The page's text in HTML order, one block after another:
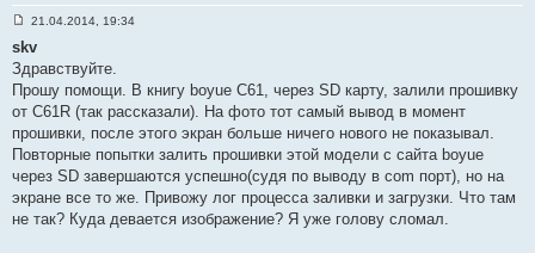
о
б
щ
и
#
3
21.04.2014, 19:34
skv
Здравствуйте.
Прошу помощи. В книгу boyue C61, через SD карту, залили прошивку
от С61R (так рассказали). На фото тот самый вывод в момент
прошивки, после этого экран больше ничего нового не показывал.
Повторные попытки залить прошивки этой модели с сайта boyue
через SD завершаются успешно(судя по выводу в com порт), но на
экране все то же. Привожу лог процесса заливки и загрузки. Что там
не так? Куда девается изображение? Я уже голову сломал.